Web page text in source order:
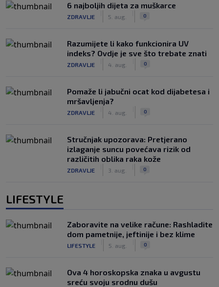
6 najboljih dijeta za muškarce
ZDRAVLJE 5. aug. 0
Razumijete li kako funkcionira UV
indeks? Ovdje je sve što trebate znati
ZDRAVLJE 4. aug. 0
Pomaže li jabučni ocat kod dijabetesa i
mršavljenja?
ZDRAVLJE 4. aug. 0
Stručnjak upozorava: Pretjerano
izlaganje suncu povećava rizik od
različitih oblika raka kože
ZDRAVLJE 3. aug. 0
LIFESTYLE
Zaboravite na velike račune: Rashladite
dom pametnije, jeftinije i bez klime
LIFESTYLE 5. aug. 0
Ova 4 horoskopska znaka u avgustu
sreću svoju srodnu dušu